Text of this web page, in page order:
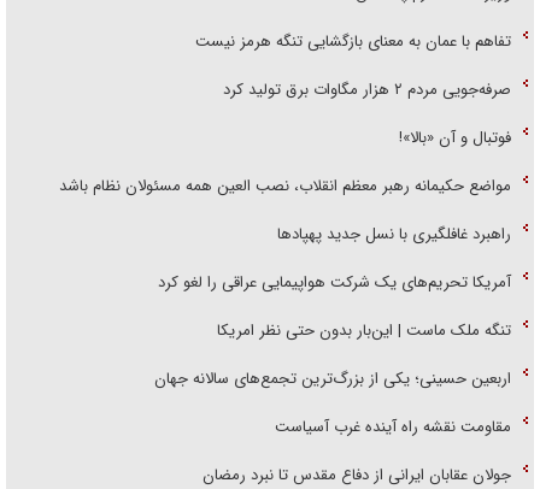
تفاهم با عمان به معنای بازگشایی تنگه هرمز نیست
صرفه‌جویی مردم ۲ هزار مگاوات برق تولید کرد
فوتبال و آن «بالا»!
مواضع حکیمانه رهبر معظم انقلاب، نصب العین همه مسئولان نظام باشد
راهبرد غافلگیری با نسل جدید پهپاد‌ها
آمریکا تحریم‌های یک شرکت هواپیمایی عراقی را لغو کرد
تنگه ملک ماست | این‌بار بدون حتی نظر امریکا
اربعین حسینی؛ یکی از بزرگ‌ترین تجمع‌های سالانه جهان
مقاومت نقشه راه آینده غرب آسیاست
جولان عقابان ایرانی از دفاع مقدس تا نبرد رمضان